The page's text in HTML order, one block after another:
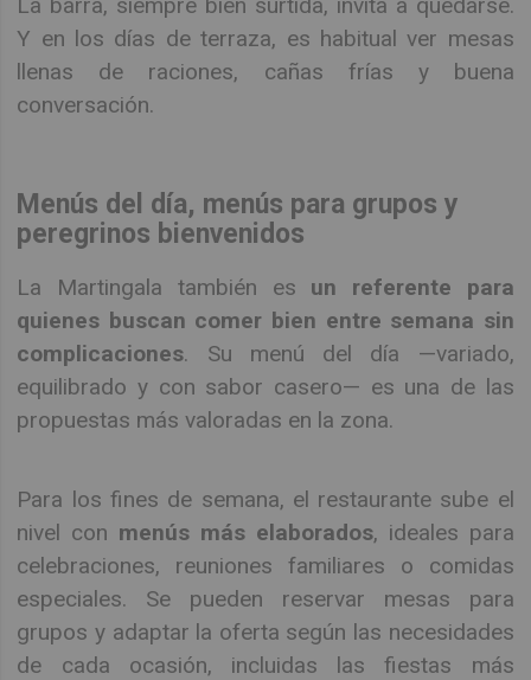
Y en los días de terraza, es habitual ver mesas
llenas de raciones, cañas frías y buena
conversación.
Menús del día, menús para grupos y
peregrinos bienvenidos
La Martingala también es un referente para
quienes buscan comer bien entre semana sin
complicaciones. Su menú del día —variado,
equilibrado y con sabor casero— es una de las
propuestas más valoradas en la zona.
Para los fines de semana, el restaurante sube el
nivel con menús más elaborados, ideales para
celebraciones, reuniones familiares o comidas
especiales. Se pueden reservar mesas para
grupos y adaptar la oferta según las necesidades
de cada ocasión, incluidas las fiestas más